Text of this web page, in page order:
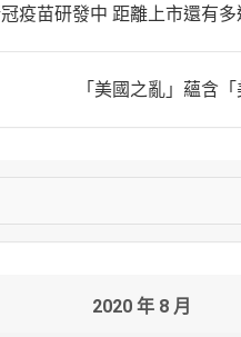
疫苗研發中 距離上市還有多
「美國之亂」蘊含
2020 年 8 月